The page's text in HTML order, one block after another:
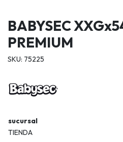
BABYSEC
PREMIUM
SKU: 75225
sucursal
TIENDA